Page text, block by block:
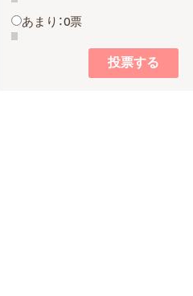
あまり：0票